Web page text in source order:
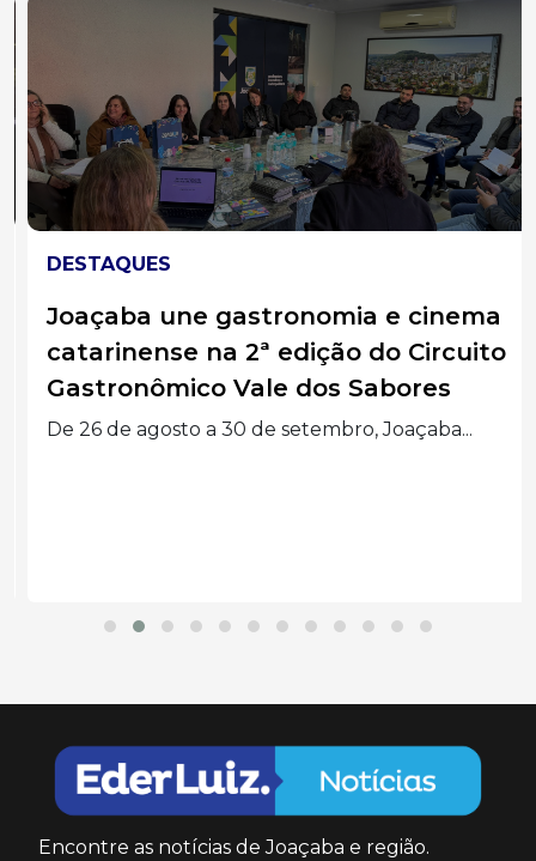
DESTAQUES
Joaçaba une gastronomia e cinema
catarinense na 2ª edição do Circuito
Gastronômico Vale dos Sabores
De 26 de agosto a 30 de setembro, Joaçaba...
Encontre as notícias de Joaçaba e região.